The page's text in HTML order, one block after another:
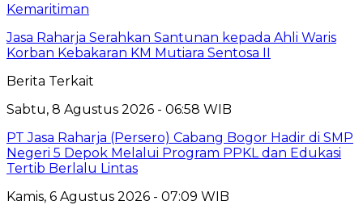
Kemaritiman
Jasa Raharja Serahkan Santunan kepada Ahli Waris
Korban Kebakaran KM Mutiara Sentosa II
Berita Terkait
Sabtu, 8 Agustus 2026 - 06:58 WIB
PT Jasa Raharja (Persero) Cabang Bogor Hadir di SMP
Negeri 5 Depok Melalui Program PPKL dan Edukasi
Tertib Berlalu Lintas
Kamis, 6 Agustus 2026 - 07:09 WIB